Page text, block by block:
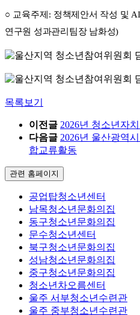
○ 교육주제 : 정책제안서 작성 및 AI
연구원 성과관리팀장 남화성)
목록보기
이전글 2026년 청소년자
다음글 2026년 울산광역
합교류활동
관련 홈페이지
공업탑청소년센터
남목청소년문화의집
동구청소년문화의집
문수청소년센터
북구청소년문화의집
성남청소년문화의집
중구청소년문화의집
청소년차오름센터
울주 서부청소년수련관
울주 중부청소년수련관